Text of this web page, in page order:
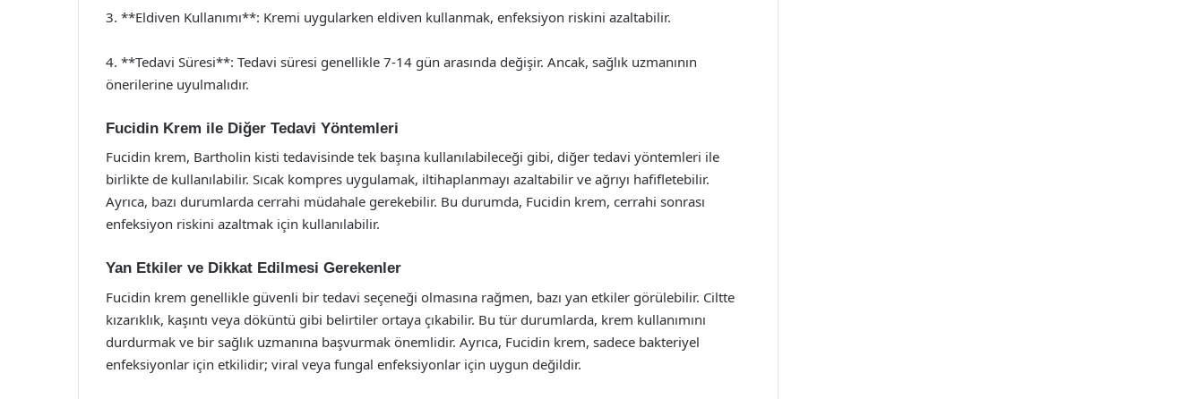
3. **Eldiven Kullanımı**: Kremi uygularken eldiven kullanmak, enfeksiyon riskini azaltabilir.
4. **Tedavi Süresi**: Tedavi süresi genellikle 7-14 gün arasında değişir. Ancak, sağlık uzmanının
önerilerine uyulmalıdır.
Fucidin Krem ile Diğer Tedavi Yöntemleri
Fucidin krem, Bartholin kisti tedavisinde tek başına kullanılabileceği gibi, diğer tedavi yöntemleri ile
birlikte de kullanılabilir. Sıcak kompres uygulamak, iltihaplanmayı azaltabilir ve ağrıyı hafifletebilir.
Ayrıca, bazı durumlarda cerrahi müdahale gerekebilir. Bu durumda, Fucidin krem, cerrahi sonrası
enfeksiyon riskini azaltmak için kullanılabilir.
Yan Etkiler ve Dikkat Edilmesi Gerekenler
Fucidin krem genellikle güvenli bir tedavi seçeneği olmasına rağmen, bazı yan etkiler görülebilir. Ciltte
kızarıklık, kaşıntı veya döküntü gibi belirtiler ortaya çıkabilir. Bu tür durumlarda, krem kullanımını
durdurmak ve bir sağlık uzmanına başvurmak önemlidir. Ayrıca, Fucidin krem, sadece bakteriyel
enfeksiyonlar için etkilidir; viral veya fungal enfeksiyonlar için uygun değildir.